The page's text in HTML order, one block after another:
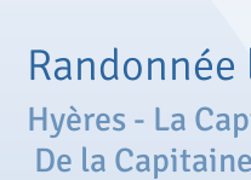
Hyères - La
De la